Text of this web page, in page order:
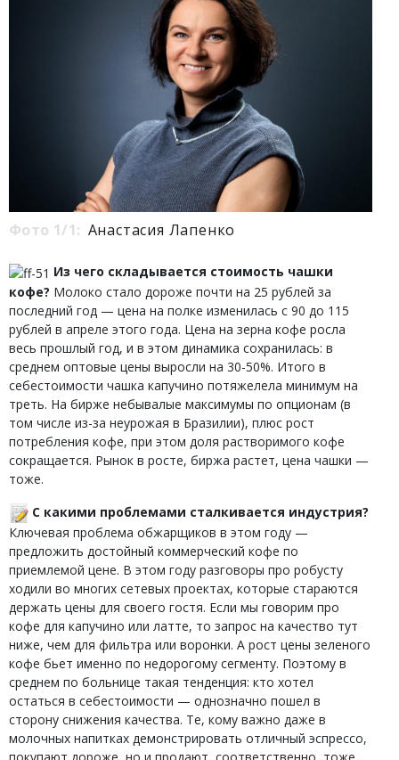
Фото 1/1: Анастасия Лапенко
Из чего складывается стоимость чашки
кофе? Молоко стало дороже почти на 25 рублей за
последний год — цена на полке изменилась с 90 до 115
рублей в апреле этого года. Цена на зерна кофе росла
весь прошлый год, и в этом динамика сохранилась: в
среднем оптовые цены выросли на 30-50%. Итого в
себестоимости чашка капучино потяжелела минимум на
треть. На бирже небывалые максимумы по опционам (в
том числе из-за неурожая в Бразилии), плюс рост
потребления кофе, при этом доля растворимого кофе
сокращается. Рынок в росте, биржа растет, цена чашки —
тоже.
С какими проблемами сталкивается индустрия?
Ключевая проблема обжарщиков в этом году —
предложить достойный коммерческий кофе по
приемлемой цене. В этом году разговоры про робусту
ходили во многих сетевых проектах, которые стараются
держать цены для своего гостя. Если мы говорим про
кофе для капучино или латте, то запрос на качество тут
ниже, чем для фильтра или воронки. А рост цены зеленого
кофе бьет именно по недорогому сегменту. Поэтому в
среднем по больнице такая тенденция: кто хотел
остаться в себестоимости — однозначно пошел в
сторону снижения качества. Те, кому важно даже в
молочных напитках демонстрировать отличный эспрессо,